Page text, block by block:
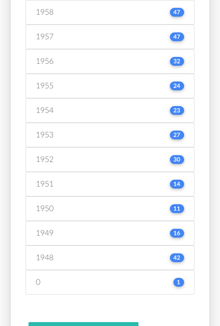
1958 47
1957 47
1956 32
1955 24
1954 23
1953 27
1952 30
1951 14
1950 11
1949 16
1948 42
0 1